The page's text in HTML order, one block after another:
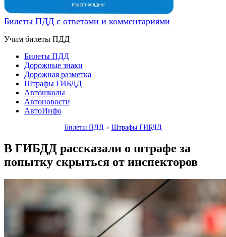
Билеты ПДД с ответами и комментариями
Учим билеты ПДД
Билеты ПДД
Дорожные знаки
Дорожная разметка
Штрафы ГИБДД
Автошколы
Автоновости
АвтоИнфо
Билеты ПДД » Штрафы ГИБДД
В ГИБДД рассказали о штрафе за
попытку скрыться от инспекторов